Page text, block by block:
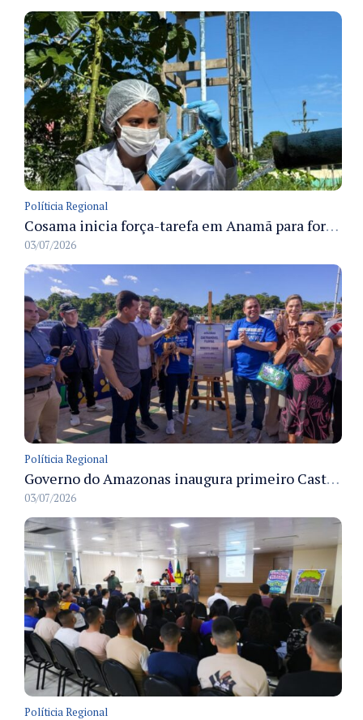
Políticia Regional
Cosama inicia força-tarefa em Anamã para fortalecer abastecimento de água e segurança hídrica da população
03/07/2026
Políticia Regional
Governo do Amazonas inaugura primeiro Castramóvel Fluvial para atendimento veterinário às comunidades ribeirinhas e castração gratuita
03/07/2026
Políticia Regional